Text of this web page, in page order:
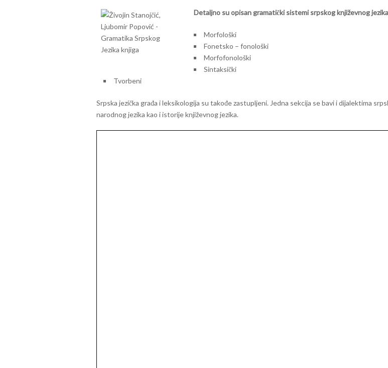
Detaljno su opisan gramatički sistemi srpskog književnog
Morfološki
Fonetsko – fonološki
Morfofonološki
Sintaksički
Tvorbeni
Srpska jezička građa i leksikologija su takođe zastupljeni. Jedna sekcija se bavi i dijalektima
narodnog jezika kao i istorije književnog jezika.